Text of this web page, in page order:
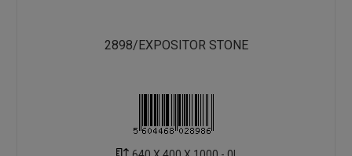
2898/EXPOSITOR STONE